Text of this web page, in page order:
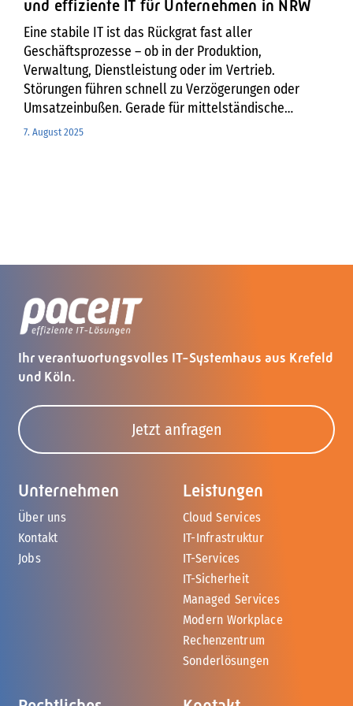
und effiziente IT für Unternehmen in NRW
Eine stabile IT ist das Rückgrat fast aller
Geschäftsprozesse – ob in der Produktion,
Verwaltung, Dienstleistung oder im Vertrieb.
Störungen führen schnell zu Verzögerungen oder
Umsatzeinbußen. Gerade für mittelständische
Unternehmen, die nicht über eigene große IT-
Installation, Integration und dem Betrieb, Monitoring
und die stetige Optimierung der Systeme erhalten Sie
alles aus einer Hand. Wir agieren dabei entweder als
verlängerter Arm Ihrer internen IToder sogar als
deren Ersatz, falls keine interne IT vorhanden ist.
7. August 2025
Ihr verantwortungsvolles IT-Systemhaus aus Krefeld
und Köln.
Jetzt anfragen
Unternehmen
Über uns
Kontakt
Jobs
Leistungen
Cloud Services
IT-Infrastruktur
IT-Services
IT-Sicherheit
Managed Services
Modern Workplace
Rechenzentrum
Sonderlösungen